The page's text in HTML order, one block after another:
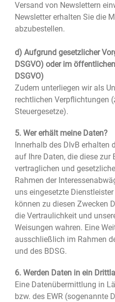
Versand von Newslettern
Newsletter erhalten Sie die
abzubestellen.
d) Aufgrund gesetzlicher
DSGVO) oder im
DSGVO)
Zudem unterliegen wir als
rechtlichen Verpflichtungen
Steuergesetze).
5. Wer erhält meine Daten?
Innerhalb des DIvB
auf Ihre Daten, die diese zur
vertraglichen und
Rahmen der
uns eingesetzte
können zu diesen Zwecken
die Vertraulichkeit und
Weisungen wahren. Eine
ausschließlich im Rahmen
und des BDSG.
6. Werden Daten in ein
Eine Datenübermittlung in
bzw. des EWR (sogenannte